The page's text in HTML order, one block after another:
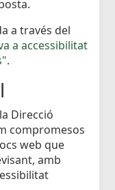
a través del
a accessibilitat
.
Direcció
compromesos
web que
amb